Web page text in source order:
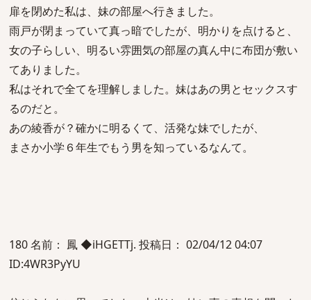
扉を閉めた私は、妹の部屋へ行きました。
雨戸が閉まっていて真っ暗でしたが、明かりを点けると、
女の子らしい、明るい雰囲気の部屋の真ん中に布団が敷い
てありました。
私はそれで全てを理解しました。妹はあの男とセックスす
るのだと。
あの綾香が？確かに明るくて、活発な妹でしたが、
まさか小学６年生でもう男を知っているなんて。
180 名前： 鳳 ◆iHGETTj. 投稿日： 02/04/12 04:07
ID:4WR3PyYU